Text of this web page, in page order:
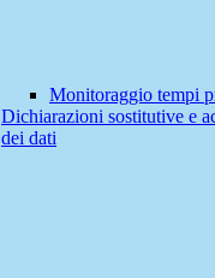
Monitoraggio tempi
Dichiarazioni sostitutive e
dei dati